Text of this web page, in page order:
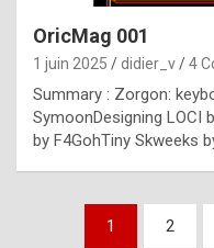
OricMag 001
1 juin 2025 didier_v 4
Summary : Zorgon:
SymoonDesigning LOCI
by F4GohTiny Skweeks
Pagination
1 2